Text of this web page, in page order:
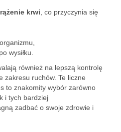
krwi , co przyczynia się
wysiłku.
również na lepszą kontrolę
zakresu ruchów. Te liczne
to znakomity wybór zarówno
i tych bardziej
zadbać o swoje zdrowie i